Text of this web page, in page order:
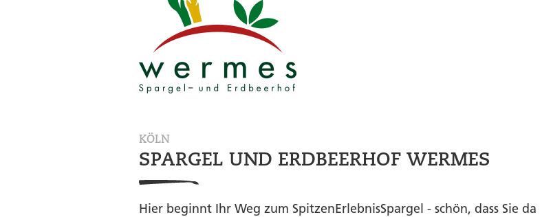
KÖLN
SPARGEL UND ERDBEERHOF WERMES
Hier beginnt Ihr Weg zum SpitzenErlebnisSpargel - schön, dass Sie da